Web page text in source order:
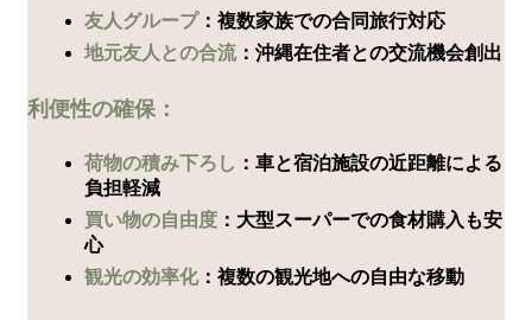
友人グループ：複数家族での合同旅行対応
地元友人との合流：沖縄在住者との交流機会創出
利便性の確保：
荷物の積み下ろし ：車と宿泊施設の近距離による
負担軽減
買い物の自由度 ：大型スーパーでの食材購入も安
心
観光の効率化：複数の観光地への自由な移動